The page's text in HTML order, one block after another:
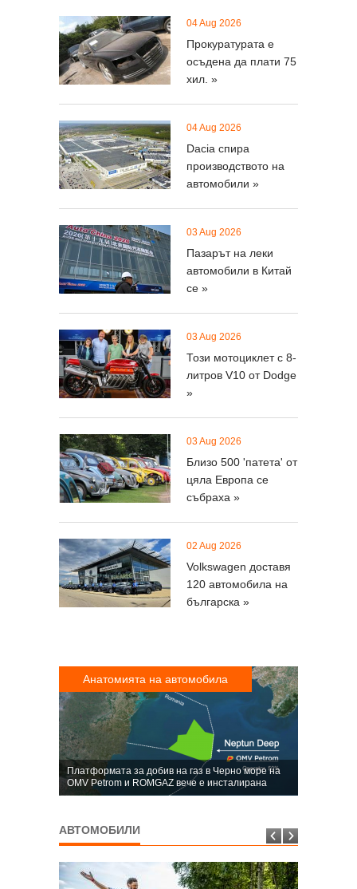
04 Aug 2026
Прокуратурата е
осъдена да плати 75
хил. »
04 Aug 2026
Dacia спира
производството на
автомобили »
03 Aug 2026
Пазарът на леки
автомобили в Китай
се »
03 Aug 2026
Този мотоциклет с 8-
литров V10 от Dodge
»
03 Aug 2026
Близо 500 'патета' от
цяла Европа се
събраха »
02 Aug 2026
Volkswagen доставя
120 автомобила на
българска »
Анатомията на автомобила
Платформата за добив на газ в Черно море на
OMV Petrom и ROMGAZ вече е инсталирана
АВТОМОБИЛИ